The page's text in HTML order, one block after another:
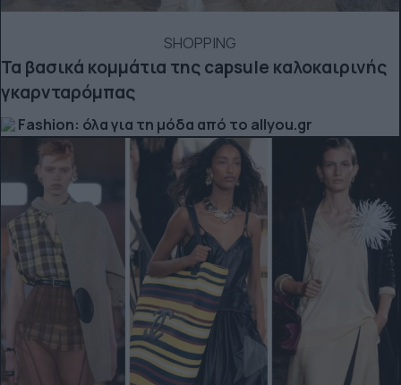
SHOPPING
Τα βασικά κομμάτια της capsule καλοκαιρινής
γκαρνταρόμπας
Fashion: όλα για τη μόδα από το allyou.gr